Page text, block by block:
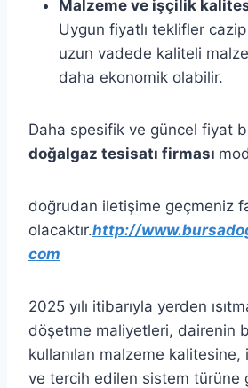
Malzeme ve işçilik
Uygun fiyatlı teklifler
uzun vadede kaliteli
daha ekonomik olabilir.​
Daha spesifik ve güncel fiyat
doğalgaz tesisatı firması
doğrudan iletişime geçmeniz
olacaktır.http://
com
2025 yılı itibarıyla yerden
döşetme maliyetleri, dairenin
kullanılan malzeme
ve tercih edilen sistem türüne